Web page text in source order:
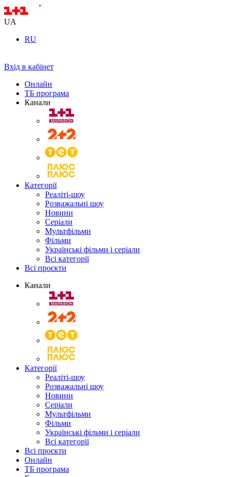
UA
RU
Вхід в кабінет
Онлайн
ТБ програма
Канали
Категорії
Реаліті-шоу
Розважальні шоу
Новини
Серіали
Мультфільми
Фільми
Українські фільми і серіали
Всі категорії
Всі проєкти
Канали
Категорії
Реаліті-шоу
Розважальні шоу
Новини
Серіали
Мультфільми
Фільми
Українські фільми і серіали
Всі категорії
Всі проєкти
Онлайн
ТБ програма